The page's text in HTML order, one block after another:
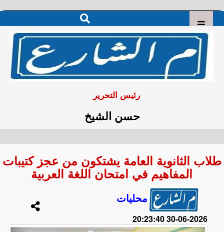
رئيس التحرير
حسن الشيخ
طلاب الثانوية العامة يشتكون من عجز كتيبات
المفاهيم في امتحان اللغة العربية
محليات
2026-06-30 20:23:40